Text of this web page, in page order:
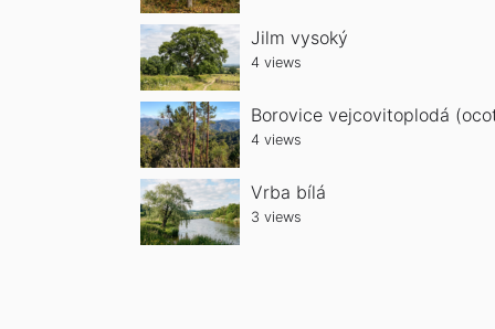
Jilm vysoký
4 views
Borovice vejcovitoplodá
4 views
Vrba bílá
3 views